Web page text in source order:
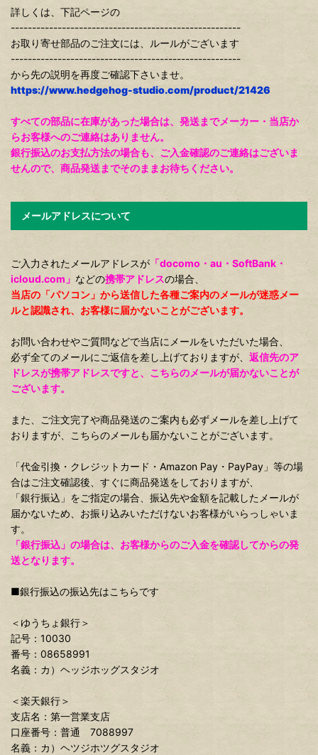
詳しくは、下記ページの
------------------------------------------------------
お取り寄せ部品のご注文には、ルールがございます
------------------------------------------------------
から先の説明を再度ご確認下さいませ。
https://www.hedgehog-studio.com/product/21426
すべての部品に在庫があった場合は、発送までメーカー・当店か
らお客様へのご連絡はありません。
銀行振込のお支払方法の場合も、ご入金確認のご連絡はございま
せんので、商品発送までそのままお待ちください。
メールアドレスについて
ご入力されたメールアドレスが 「docomo・au・SoftBank・
icloud.com」 などの携帯アドレスの場合、
当店の「パソコン」から送信した各種ご案内のメールが迷惑メー
ルと認識され、お客様に届かないことがございます。
お問い合わせやご質問などで当店にメールをいただいた場合、
必ず全てのメールにご返信を差し上げておりますが、 返信先のア
ドレスが携帯アドレスですと、こちらのメールが届かないことが
ございます。
また、ご注文完了や商品発送のご案内も必ずメールを差し上げて
おりますが、こちらのメールも届かないことがございます。
「代金引換・クレジットカード・Amazon Pay・PayPay」等の場
合はご注文確認後、すぐに商品発送をしておりますが、
「銀行振込」をご指定の場合、振込先や金額を記載したメールが
届かないため、お振り込みいただけないお客様がいらっしゃいま
す。
「銀行振込」の場合は、お客様からのご入金を確認してからの発
送となります。
■銀行振込の振込先はこちらです
＜ゆうちょ銀行＞
記号：10030
番号：08658991
名義：カ）ヘッジホッグスタジオ
＜楽天銀行＞
支店名：第一営業支店
口座番号：普通 7088997
名義：カ）ヘツジホツグスタジオ